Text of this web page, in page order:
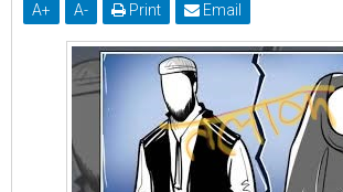
A+ A- Print Email